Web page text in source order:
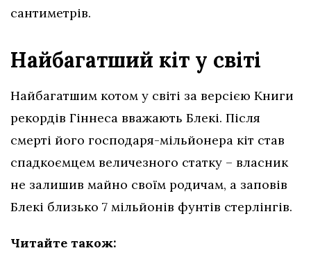
сантиметрів.
Найбагатший кіт у світі
Найбагатшим котом у світі за версією Книги
рекордів Гіннеса вважають Блекі. Після
смерті його господаря-мільйонера кіт став
спадкоємцем величезного статку – власник
не залишив майно своїм родичам, а заповів
Блекі близько 7 мільйонів фунтів стерлінгів.
Читайте також: